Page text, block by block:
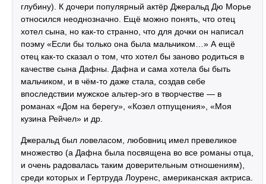
глубину). К дочери популярный актёр Джеральд Дю Морье
относился неоднозначно. Ещё можно понять, что отец
хотел сына, но как-то странно, что для дочки он написал
поэму «Если бы только она была мальчиком…» А ещё
отец как-то сказал о том, что хотел бы заново родиться в
качестве сына Дафны. Дафна и сама хотела бы быть
мальчиком, и в чём-то даже стала, создав себе
впоследствии мужское альтер-эго в творчестве — в
романах «Дом на берегу», «Козел отпущения», «Моя
кузина Рейчел» и др.
Джеральд был ловеласом, любовниц имел превеликое
множество (а Дафна была посвящена во все романы отца,
и очень радовалась таким доверительным отношениям),
среди которых и Гертруда Лоуренс, американская актриса.